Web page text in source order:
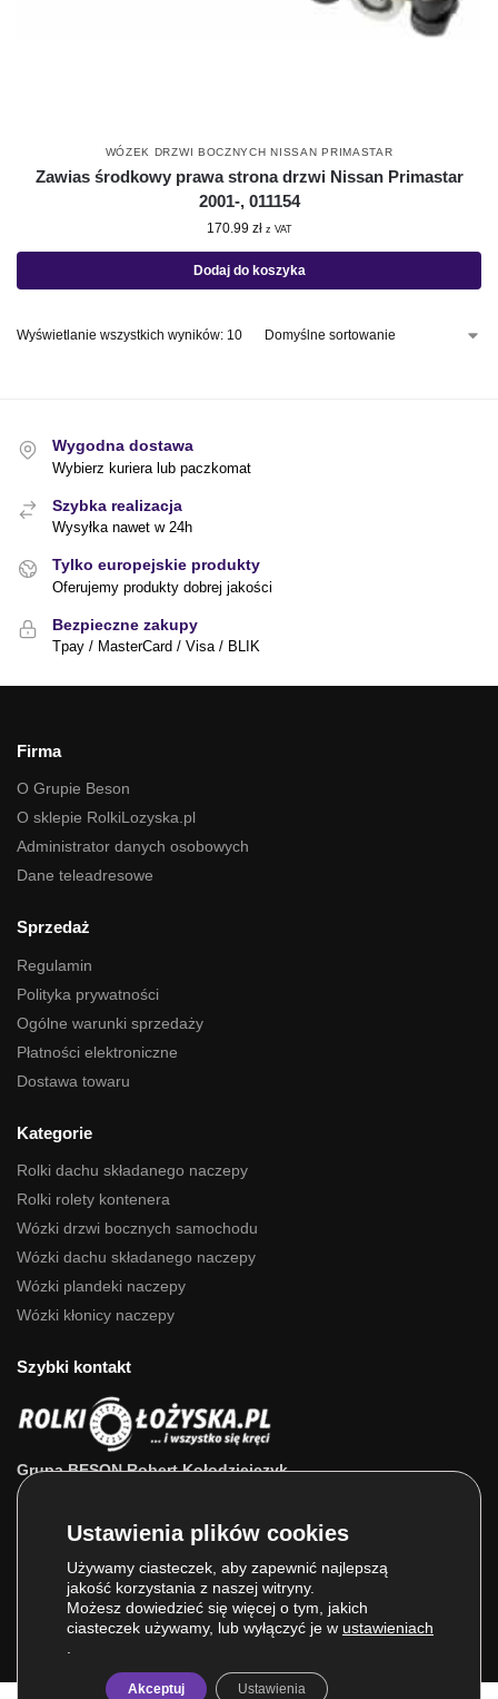
WÓZEK DRZWI BOCZNYCH NISSAN PRIMASTAR
Zawias środkowy prawa strona drzwi Nissan Primastar
2001-, 011154
170.99 zł z VAT
Dodaj do koszyka
Wyświetlanie wszystkich wyników: 10
Wygodna dostawa
Wybierz kuriera lub paczkomat
Szybka realizacja
Wysyłka nawet w 24h
Tylko europejskie produkty
Oferujemy produkty dobrej jakości
Bezpieczne zakupy
Tpay / MasterCard / Visa / BLIK
Firma
O Grupie Beson
O sklepie RolkiLozyska.pl
Administrator danych osobowych
Dane teleadresowe
Sprzedaż
Regulamin
Polityka prywatności
Ogólne warunki sprzedaży
Płatności elektroniczne
Dostawa towaru
Kategorie
Rolki dachu składanego naczepy
Rolki rolety kontenera
Wózki drzwi bocznych samochodu
Wózki dachu składanego naczepy
Wózki plandeki naczepy
Wózki kłonicy naczepy
Szybki kontakt
Grupa BESON Robert Kołodziejczyk
ul. Powstańców Wlkp. 63a
E-mail:sklep@rolkilozyska.pl
Używamy ciasteczek, aby zapewnić najlepszą
jakość korzystania z naszej witryny.
Możesz dowiedzieć się więcej o tym, jakich
ciasteczek używamy, lub wyłączyć je w ustawieniach
Akceptuj Ustawienia